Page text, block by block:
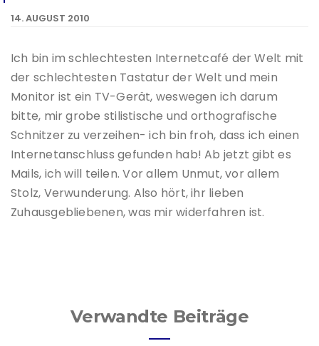
14. AUGUST 2010
Ich bin im schlechtesten Internetcafé der Welt mit
der schlechtesten Tastatur der Welt und mein
Monitor ist ein TV-Gerät, weswegen ich darum
bitte, mir grobe stilistische und orthografische
Schnitzer zu verzeihen- ich bin froh, dass ich einen
Internetanschluss gefunden hab! Ab jetzt gibt es
Mails, ich will teilen. Vor allem Unmut, vor allem
Stolz, Verwunderung. Also hört, ihr lieben
Zuhausgebliebenen, was mir widerfahren ist.
Verwandte Beiträge